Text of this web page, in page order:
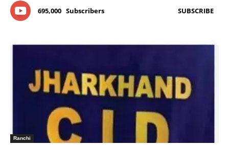
695,000 Subscribers SUBSCRIBE
Ranchi